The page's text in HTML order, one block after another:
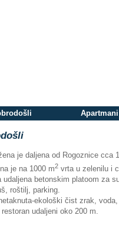
Apartmani
je daljena od Rogoznice cca
je na 1000 m2vrta u zelenilu i
udaljena betonskim platoom za
roštilj, parking.
ekološki čist zrak,
restoran udaljeni oko 200 m.